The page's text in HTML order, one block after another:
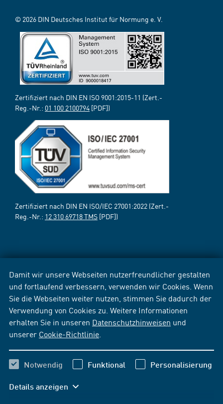
Damit wir unsere Webseiten nutzerfreundlicher gestalten
und fortlaufend verbessern, verwenden wir Cookies. Wenn
Sie die Webseiten weiter nutzen, stimmen Sie dadurch der
Verwendung von Cookies zu. Weitere Informationen
erhalten Sie in unseren Datenschutzhinweisen und
unserer Cookie-Richtlinie
Notwendig Funktional Personalisierung
Details anzeigen
© 2026 DIN Deutsches Institut für Normung e. V.
Zertifiziert nach DIN EN ISO 9001:2015-11 (Zert.-
Reg.-Nr.: 01 100 2100794 [PDF])
Zertifiziert nach DIN EN ISO/IEC 27001:2022 (Zert.-
Reg.-Nr.: 12 310 69718 TMS [PDF])